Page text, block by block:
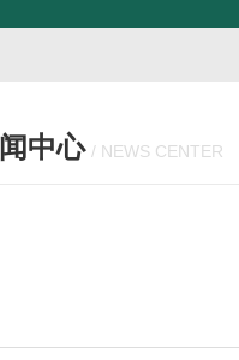
中心 / NEWS CENTER